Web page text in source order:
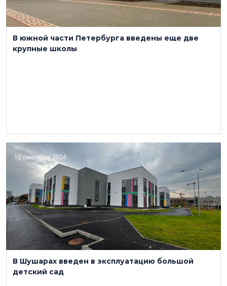
В южной части Петербурга введены еще две
крупные школы
10 сентября 2024
В Шушарах введен в эксплуатацию большой
детский сад